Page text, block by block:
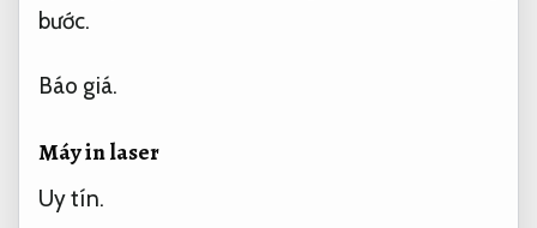
bước.
Báo giá.
Máy in laser
Uy tín.